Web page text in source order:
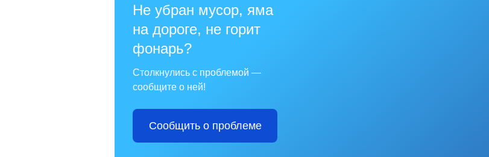
Не убран мусор, яма
на дороге, не горит
фонарь?
Столкнулись с проблемой —
сообщите о ней!
Сообщить о проблеме